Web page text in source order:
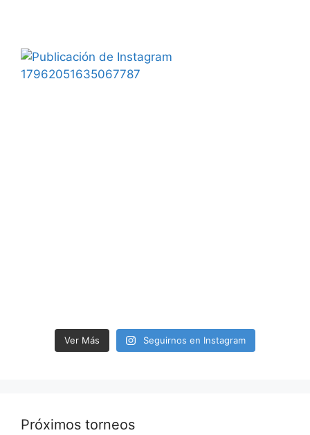
Ver Más Seguirnos en Instagram
Próximos torneos